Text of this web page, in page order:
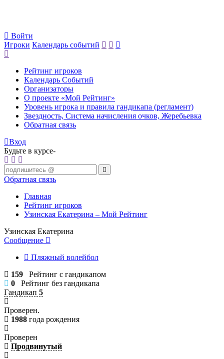
Войти
Игроки Календарь событий
Рейтинг игроков
Календарь Событий
Организаторы
О проекте «Мой Рейтинг»
Уровень игрока и правила гандикапа (регламент)
Звездность, Система начисления очков, Жеребьевка
Обратная связь
Вход
Будьте в курсе-
Обратная связь
Главная
Рейтинг игроков
Узинская Екатерина – Мой Рейтинг
Узинская Екатерина
Сообщение
Пляжный волейбол
159 Рейтинг с гандикапом
0 Рейтинг без гандикапа
Гандикап 5
Проверен.
1988 года рождения
Проверен
Продвинутый